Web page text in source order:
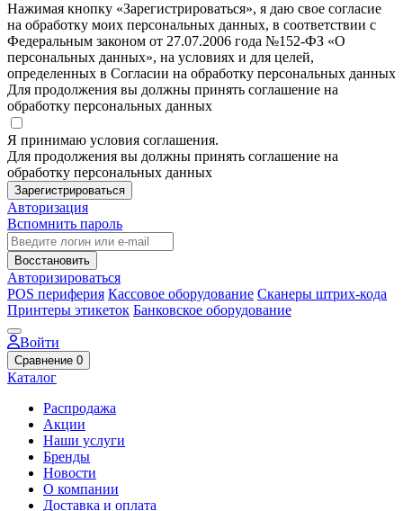
Нажимая кнопку «Зарегистрироваться», я даю свое согласие
на обработку моих персональных данных, в соответствии с
Федеральным законом от 27.07.2006 года №152-ФЗ «О
персональных данных», на условиях и для целей,
определенных в Согласии на обработку персональных данных
Для продолжения вы должны принять соглашение на
обработку персональных данных
Я принимаю условия соглашения.
Для продолжения вы должны принять соглашение на
обработку персональных данных
Зарегистрироваться
Авторизация
Вспомнить пароль
Восстановить
Авторизироваться
POS периферия Кассовое оборудование Сканеры штрих-кода
Принтеры этикеток Банковское оборудование
Войти
Сравнение 0
Каталог
Распродажа
Акции
Наши услуги
Бренды
Новости
О компании
Доставка и оплата